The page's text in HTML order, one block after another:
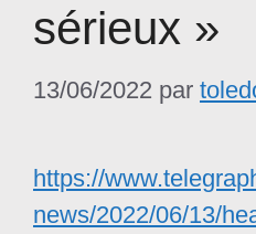
sérieux »
13/06/2022 par
https://
news/2022/06/13/